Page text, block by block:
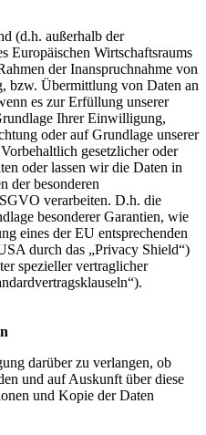
(d.h. außerhalb der
Europäischen Wirtschaftsraums
der Inanspruchnahme von
bzw. Übermittlung von Daten an
es zur Erfüllung unserer
Ihrer Einwilligung,
oder auf Grundlage unserer
gesetzlicher oder
oder lassen wir die Daten in
der besonderen
verarbeiten. D.h. die
besonderer Garantien, wie
eines der EU entsprechenden
durch das „Privacy Shield“)
spezieller vertraglicher
darüber zu verlangen, ob
und auf Auskunft über diese
und Kopie der Daten